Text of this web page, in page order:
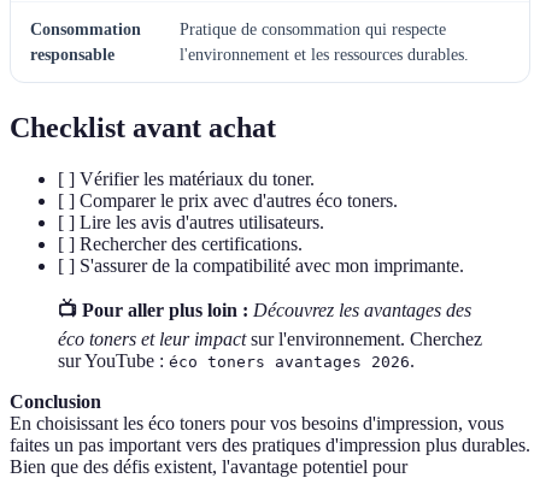
Consommation
responsable
Pratique de consommation qui respecte
l'environnement et les ressources durables.
Checklist avant achat
[ ] Vérifier les matériaux du toner.
[ ] Comparer le prix avec d'autres éco toners.
[ ] Lire les avis d'autres utilisateurs.
[ ] Rechercher des certifications.
[ ] S'assurer de la compatibilité avec mon imprimante.
📺 Pour aller plus loin : Découvrez les avantages des
éco toners et leur impactsur l'environnement. Cherchez
sur YouTube : éco toners avantages 2026.
Conclusion
En choisissant les éco toners pour vos besoins d'impression, vous
faites un pas important vers des pratiques d'impression plus durables.
Bien que des défis existent, l'avantage potentiel pour